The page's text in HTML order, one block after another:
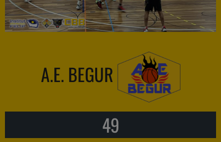
A.E. BEGUR
49